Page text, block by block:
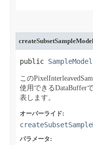
public SampleModel
この
使用できるDataBuffer
表します。
オーバーライド:
パラメータ: